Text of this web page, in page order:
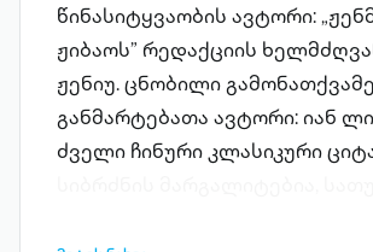
წინასიტყვაობის ავტორი:
ჟიბაოს” რედაქციის
ჟენიუ. ცნობილი
განმარტებათა ავტორი: იან
ძველი ჩინური კლასიკური